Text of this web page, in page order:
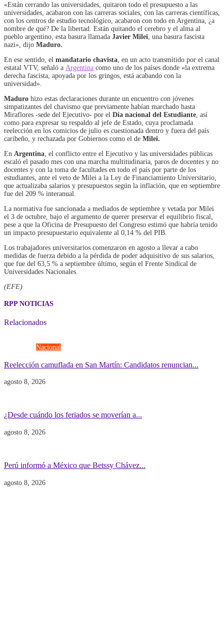
«Están cerrando las universidades, quitaron todo el presupuesto a las
universidades, acabaron con las carreras sociales, con las carreras científicas,
con los centros de estudio tecnológico, acabaron con todo en Argentina, ¿a
nombre de qué? De la libertad. Están quitando el cerebro y el alma al
pueblo argentino, esta basura llamada Javier Milei , una basura fascista
nazi», dijo Maduro.
En ese sentido, el mandatario chavista , en un acto transmitido por el canal
estatal VTV, señaló a Argentina como uno de los países donde «la extrema
derecha fascista, apoyada por los gringos, está acabando con la
universidad».
Maduro hizo estas declaraciones durante un encuentro con jóvenes
simpatizantes del chavismo que previamente habían marchado hasta
Miraflores -sede del Ejecutivo- por el Día nacional del Estudiante , así
como para expresar su respaldo al jefe de Estado, cuya proclamada
reelección en los comicios de julio es cuestionada dentro y fuera del país
caribeño, y rechazada por Gobiernos como el de Milei.
En Argentina , el conflicto entre el Ejecutivo y las universidades públicas
escaló el pasado mes con una marcha multitudinaria, paros de docentes y no
docentes y con la toma de facultades en todo el país por parte de los
estudiantes, ante el veto de Milei a la Ley de Financiamiento Universitario,
que actualizaba salarios y presupuestos según la inflación, que en septiembre
fue del 209 % interanual.
La normativa fue sancionada a mediados de septiembre y vetada por Milei
el 3 de octubre, bajo el argumento de querer preservar el equilibrio fiscal,
pese a que la Oficina de Presupuesto del Congreso estimó que habría tenido
un impacto presupuestario equivalente al 0,14 % del PIB.
Los trabajadores universitarios comenzaron en agosto a llevar a cabo
medidas de fuerza debido a la pérdida de poder adquisitivo de sus salarios,
que fue del 63,5 % a septiembre último, según el Frente Sindical de
Universidades Nacionales.
(EFE)
RPP NOTICIAS
Relacionados
Nacional
Reelección camuflada en San Martín: Candidatos renuncian...
agosto 8, 2026
¿Desde cuándo los feriados se moverían a...
agosto 8, 2026
Perú informó a México que Betssy Chávez...
agosto 8, 2026